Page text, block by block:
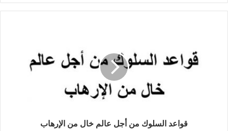
قواعد السلوك من أجل عالم خال من الإرهاب